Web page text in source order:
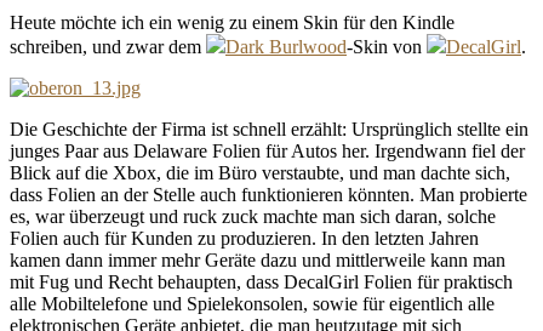
Heute möchte ich ein wenig zu einem Skin für den Kindle
schreiben, und zwar dem
Dark Burlwood-Skin von DecalGirl.
Die Geschichte der Firma ist schnell erzählt: Ursprünglich stellte ein
junges Paar aus Delaware Folien für Autos her. Irgendwann fiel der
Blick auf die Xbox, die im Büro verstaubte, und man dachte sich,
dass Folien an der Stelle auch funktionieren könnten. Man probierte
es, war überzeugt und ruck zuck machte man sich daran, solche
Folien auch für Kunden zu produzieren. In den letzten Jahren
kamen dann immer mehr Geräte dazu und mittlerweile kann man
mit Fug und Recht behaupten, dass DecalGirl Folien für praktisch
alle Mobiltelefone und Spielekonsolen, sowie für eigentlich alle
elektronischen Geräte anbietet, die man heutzutage mit sich